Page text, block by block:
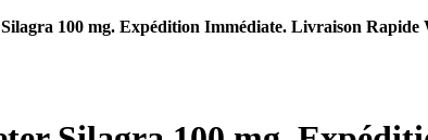
100 mg. Expédition Immédiate. Livraison Rapide